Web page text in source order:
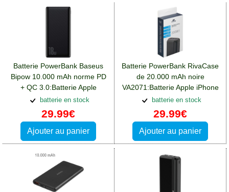
Batterie PowerBank Baseus
Bipow 10.000 mAh norme PD
+ QC 3.0:Batterie Apple
iPhone 13 Pro Max
batterie en stock
29.99€
Ajouter au panier
Batterie PowerBank RivaCase
de 20.000 mAh noire
VA2071:Batterie Apple iPhone
13 Pro Max
batterie en stock
29.99€
Ajouter au panier